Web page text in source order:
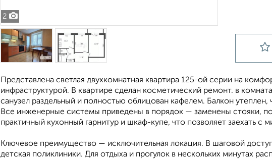
2
Представлена светлая двухкомнатная квартира 125-ой серии на
инфраструктурой. В квартире сделан косметический ремонт. в
санузел раздельный и полностью облицован кафелем. Балкон
Все инженерные системы приведены в порядок — заменены стояки,
практичный кухонный гарнитур и шкаф-купе, что позволяет заехать
Ключевое преимущество — исключительная локация. В шаговой
детская поликлиники. Для отдыха и прогулок в нескольких минутах